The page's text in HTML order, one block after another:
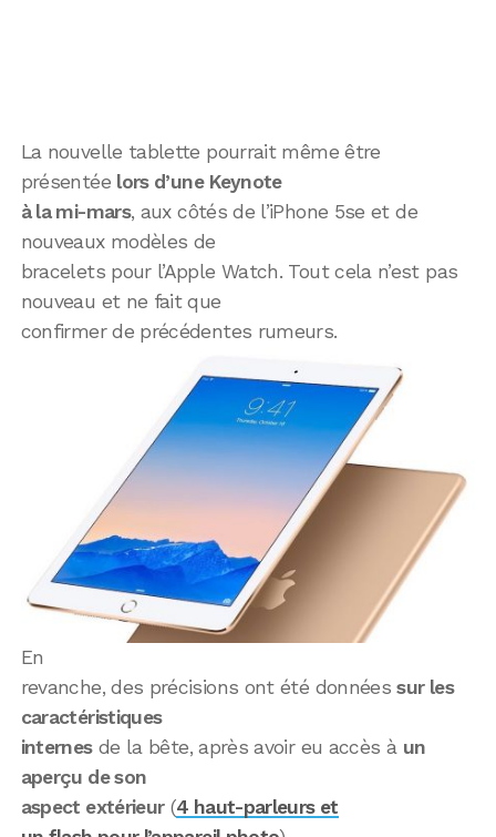
La nouvelle tablette pourrait même être
présentée lors d’une Keynote
à la mi-mars, aux côtés de l’iPhone 5se et de
nouveaux modèles de
bracelets pour l’Apple Watch. Tout cela n’est pas
nouveau et ne fait que
confirmer de précédentes rumeurs.
En
revanche, des précisions ont été donnéessur les
caractéristiques
internesde la bête, après avoir eu accès à un
aperçu de son
aspect extérieur(4 haut-parleurs et